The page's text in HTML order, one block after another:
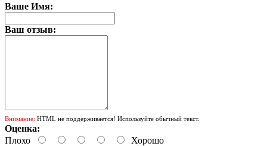
Ваше Имя:
Ваш отзыв:
Внимание: HTML не поддерживается! Используйте обычный текст.
Оценка:
Плохо
Хорошо